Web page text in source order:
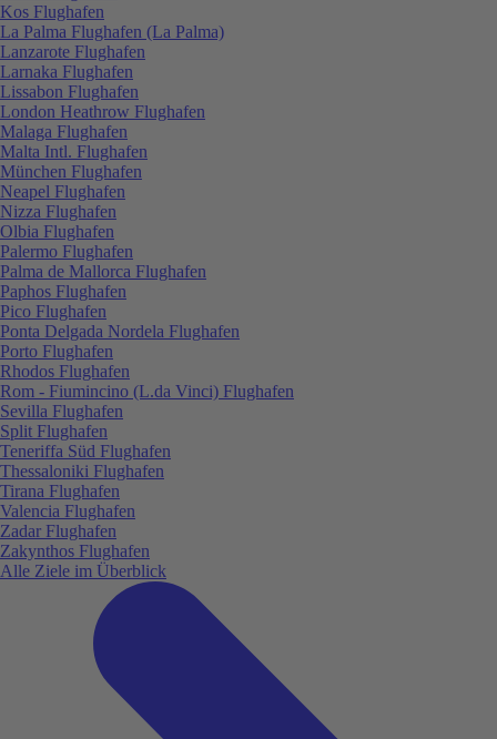
Kos Flughafen
La Palma Flughafen (La Palma)
Lanzarote Flughafen
Larnaka Flughafen
Lissabon Flughafen
London Heathrow Flughafen
Malaga Flughafen
Malta Intl. Flughafen
München Flughafen
Neapel Flughafen
Nizza Flughafen
Olbia Flughafen
Palermo Flughafen
Palma de Mallorca Flughafen
Paphos Flughafen
Pico Flughafen
Ponta Delgada Nordela Flughafen
Porto Flughafen
Rhodos Flughafen
Rom - Fiumincino (L.da Vinci) Flughafen
Sevilla Flughafen
Split Flughafen
Teneriffa Süd Flughafen
Thessaloniki Flughafen
Tirana Flughafen
Valencia Flughafen
Zadar Flughafen
Zakynthos Flughafen
Alle Ziele im Überblick